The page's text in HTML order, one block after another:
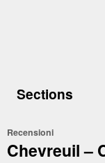
Sections
Recensioni
Chevreuil –